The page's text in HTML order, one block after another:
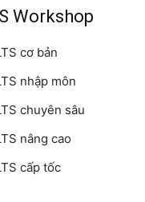
Workshop
cơ bản
nhập môn
chuyên sâu
nâng cao
cấp tốc